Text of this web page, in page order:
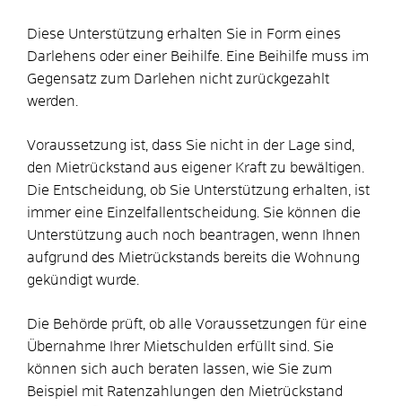
Diese Unterstützung erhalten Sie in Form eines
Darlehens oder einer Beihilfe. Eine Beihilfe muss im
Gegensatz zum Darlehen nicht zurückgezahlt
werden.
Voraussetzung ist, dass Sie nicht in der Lage sind,
den Mietrückstand aus eigener Kraft zu bewältigen.
Die Entscheidung, ob Sie Unterstützung erhalten, ist
immer eine Einzelfallentscheidung. Sie können die
Unterstützung auch noch beantragen, wenn Ihnen
aufgrund des Mietrückstands bereits die Wohnung
gekündigt wurde.
Die Behörde prüft, ob alle Voraussetzungen für eine
Übernahme Ihrer Mietschulden erfüllt sind. Sie
können sich auch beraten lassen, wie Sie zum
Beispiel mit Ratenzahlungen den Mietrückstand